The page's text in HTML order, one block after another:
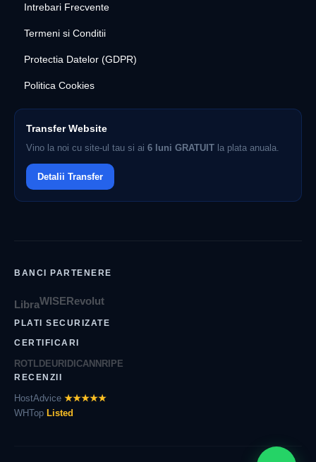
Intrebari Frecvente
Termeni si Conditii
Protectia Datelor (GDPR)
Politica Cookies
Transfer Website
Vino la noi cu site-ul tau si ai 6 luni GRATUIT la plata anuala.
Detalii Transfer
BANCI PARTENERE
LibraWISERevolut
PLATI SECURIZATE
CERTIFICARI
ROTLDEURIDICANNRIPE
RECENZII
HostAdvice ★★★★★
WHTop Listed